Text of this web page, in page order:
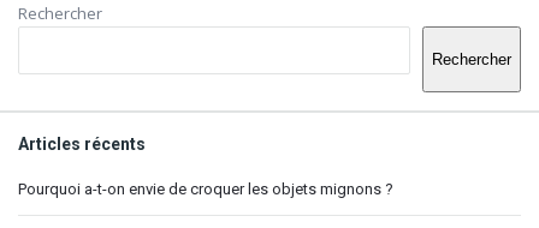
latérale
Rechercher
Rechercher
Articles récents
Pourquoi a-t-on envie de croquer les objets mignons ?